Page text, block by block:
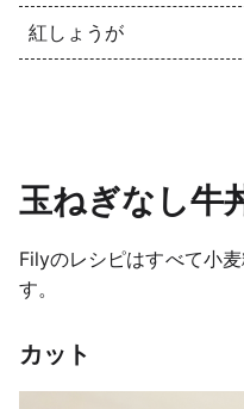
紅しょうが
玉ねぎなし牛
Filyのレシピはすべて小
す。
カット